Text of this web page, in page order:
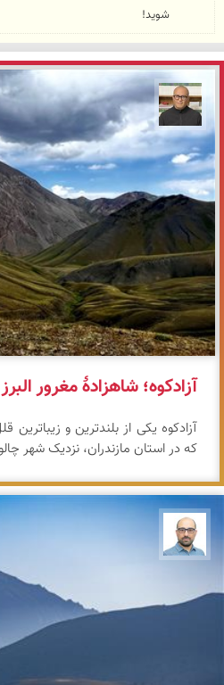
مازیار ذاکری
آزادکوه؛ شاهزادهٔ مغرور البرز
آزادکوه یکی از بلندترین و
که در استان مازندران، نزدیک شهر